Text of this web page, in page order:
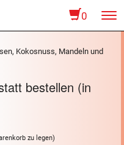
0
Kokosnuss, Mandeln und
bestellen (in
zu legen)